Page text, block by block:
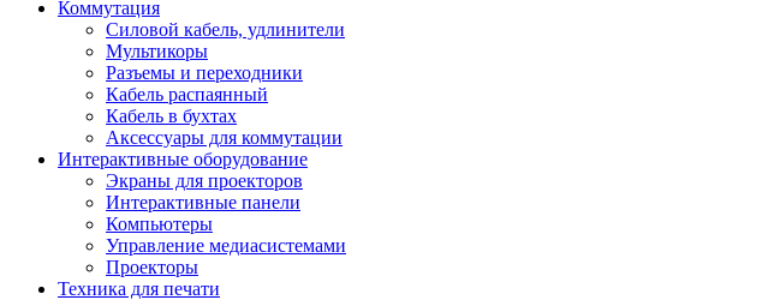
Коммутация
Силовой кабель, удлинители
Мультикоры
Разъемы и переходники
Кабель распаянный
Кабель в бухтах
Аксессуары для коммутации
Интерактивные оборудование
Экраны для проекторов
Интерактивные панели
Компьютеры
Управление медиасистемами
Проекторы
Техника для печати